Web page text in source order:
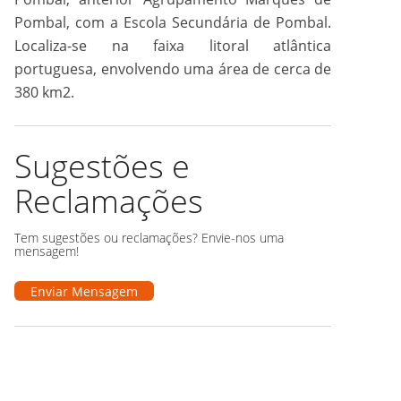
Pombal, com a Escola Secundária de Pombal.
Localiza-se na faixa litoral atlântica
portuguesa, envolvendo uma área de cerca de
380 km2.
Sugestões e
Reclamações
Tem sugestões ou reclamações? Envie-nos uma
mensagem!
Enviar Mensagem